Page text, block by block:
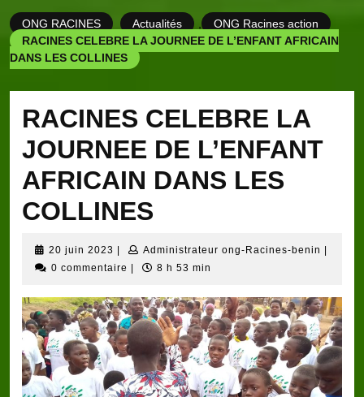
ONG RACINES Actualités
ONG Racines action
RACINES CELEBRE LA JOURNEE DE L’ENFANT AFRICAIN
DANS LES COLLINES
RACINES CELEBRE LA
JOURNEE DE L’ENFANT
AFRICAIN DANS LES
COLLINES
20 juin 2023 20
juin
Administrateur ong-Racines-benin
benin
0 commentaire
8 h 53 min